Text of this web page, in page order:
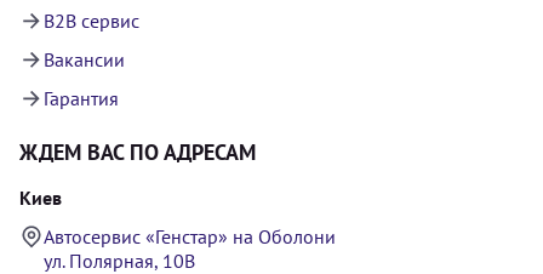
B2B сервис
Вакансии
Гарантия
ЖДЕМ ВАС ПО АДРЕСАМ
Киев
Автосервис «Генстар» на Оболони
ул. Полярная, 10В